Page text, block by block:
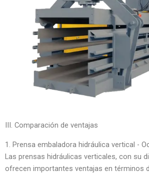
III. Comparación de ventajas
1. Prensa embaladora hidráulica vertical -
Las prensas hidráulicas verticales, con su
ofrecen importantes ventajas en términos